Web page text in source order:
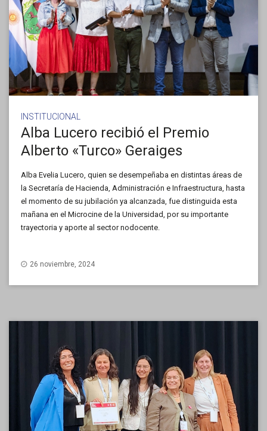
INSTITUCIONAL
Alba Lucero recibió el Premio
Alberto «Turco» Geraiges
Alba Evelia Lucero, quien se desempeñaba en distintas áreas de
la Secretaría de Hacienda, Administración e Infraestructura, hasta
el momento de su jubilación ya alcanzada, fue distinguida esta
mañana en el Microcine de la Universidad, por su importante
trayectoria y aporte al sector nodocente.
26 noviembre, 2024